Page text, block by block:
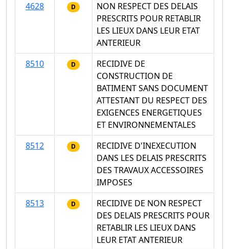
4628
D
NON RESPECT DES DELAIS
PRESCRITS POUR RETABLIR
LES LIEUX DANS LEUR ETAT
ANTERIEUR
8510
D
RECIDIVE DE
CONSTRUCTION DE
BATIMENT SANS DOCUMENT
ATTESTANT DU RESPECT DES
EXIGENCES ENERGETIQUES
ET ENVIRONNEMENTALES
8512
D
RECIDIVE D'INEXECUTION
DANS LES DELAIS PRESCRITS
DES TRAVAUX ACCESSOIRES
IMPOSES
8513
D
RECIDIVE DE NON RESPECT
DES DELAIS PRESCRITS POUR
RETABLIR LES LIEUX DANS
LEUR ETAT ANTERIEUR